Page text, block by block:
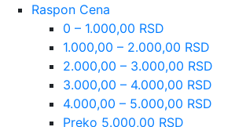
Raspon Cena
0 – 1.000,00 RSD
1.000,00 – 2.000,00 RSD
2.000,00 – 3.000,00 RSD
3.000,00 – 4.000,00 RSD
4.000,00 – 5.000,00 RSD
Preko 5.000,00 RSD